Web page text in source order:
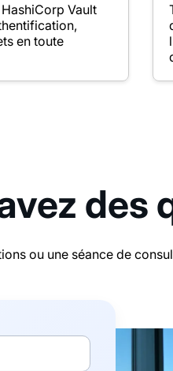
Vault
en toute
des
ou une séance de